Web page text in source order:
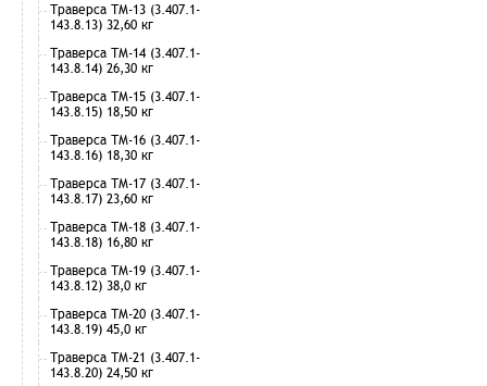
Траверса ТМ-13 (3.407.1-
143.8.13) 32,60 кг
Траверса ТМ-14 (3.407.1-
143.8.14) 26,30 кг
Траверса ТМ-15 (3.407.1-
143.8.15) 18,50 кг
Траверса ТМ-16 (3.407.1-
143.8.16) 18,30 кг
Траверса ТМ-17 (3.407.1-
143.8.17) 23,60 кг
Траверса ТМ-18 (3.407.1-
143.8.18) 16,80 кг
Траверса ТМ-19 (3.407.1-
143.8.12) 38,0 кг
Траверса ТМ-20 (3.407.1-
143.8.19) 45,0 кг
Траверса ТМ-21 (3.407.1-
143.8.20) 24,50 кг